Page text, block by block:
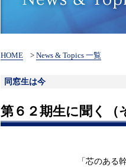
HOME > News & Topics 一覧
同窓生は今
第６２期生に聞く（
「芯のある